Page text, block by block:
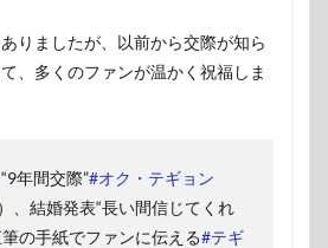
りましたが、以前から交際が知ら
、多くのファンが温かく祝福しま
“9年間交際”#オク・テギョン
）、結婚発表“長い間信じてくれ
の手紙でファンに伝える#テギ